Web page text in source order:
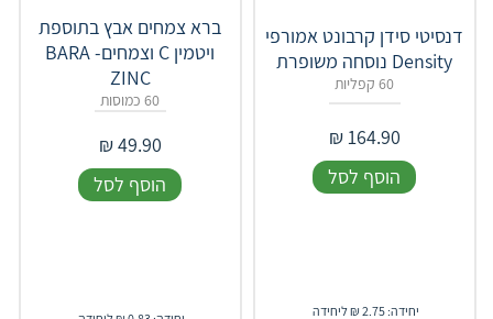
דנסיטי סידן קרבונט אמורפי
Density נוסחה משופרת
60 קפליות
164.90
₪
הוסף לסל
יחידה: 2.75 ₪ ליחידה
ברא צמחים אבץ בתוספת
ויטמין C וצמחים- BARA
ZINC
60 כמוסות
49.90
₪
הוסף לסל